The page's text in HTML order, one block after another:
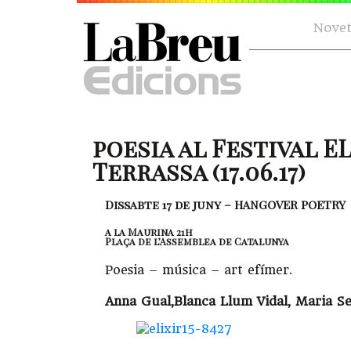
poesia al Festival
Terrassa (17.06.17)
Dissabte 17 de juny – HANGOVER POETRY
a la Maurina 21h
Plaça de l’Assemblea de Catalunya
Poesia – música – art efímer.
Anna Gual,Blanca Llum Vidal, Maria